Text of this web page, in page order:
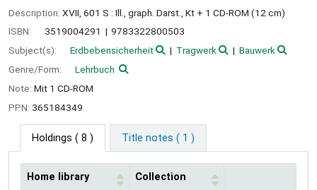
Description: XVII, 601 S : Ill., graph. Darst., Kt + 1 CD-ROM (12 cm)
ISBN:
3519004291
9783322800503
Subject(s):
Erdbebensicherheit Tragwerk
Bauwerk
Genre/Form:
Lehrbuch
Note: Mit 1 CD-ROM
PPN: 365184349
Holdings ( 8 ) Title notes ( 1 )
Home library Collection